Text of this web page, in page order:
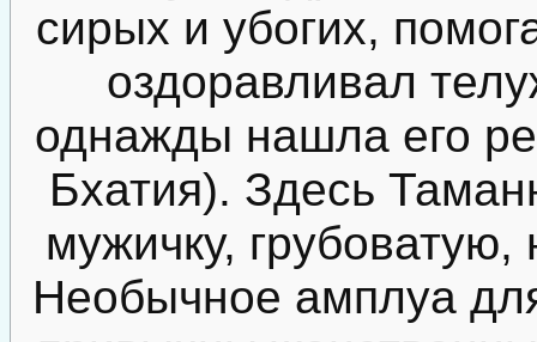
сирых и убогих,
оздоравливал
однажды нашла его
Бхатия). Здесь
мужичку,
Необычное амплуа